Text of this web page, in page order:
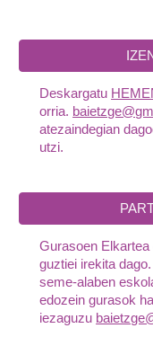
Deskargatu
orria.
atezaindegian
utzi.
Gurasoen
guztiei irekita
seme-alaben
edozein gurasok
iezaguzu